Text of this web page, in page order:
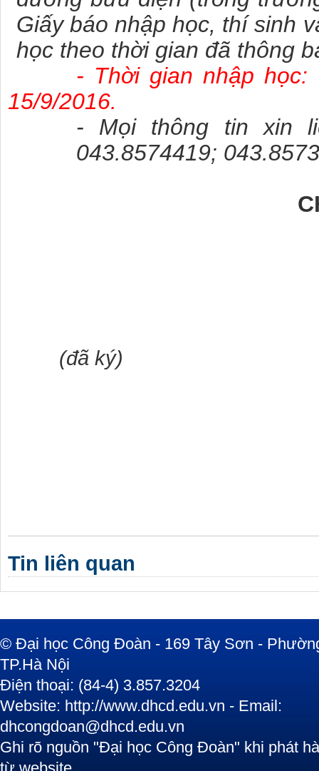
Giấy báo nhập học, thí sinh
học theo thời gian đã thông
- Thời gian nhập
15/9/2016.
- Mọi thông tin xin
043.8574419;
(đã ký)
Tin liên quan
© Đại học Công Đoàn - 169 Tây Sơn -
TP.Hà Nội
Điện thoại: (84-4) 3.857.3204
Website: http://www.dhcd.edu.vn - Email:
dhcongdoan@dhcd.edu.vn
Ghi rõ nguồn "Đại học Công Đoàn" khi phát